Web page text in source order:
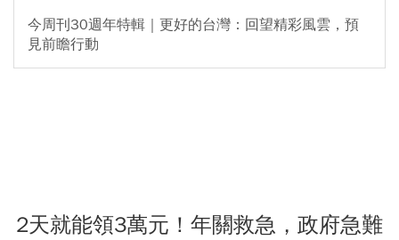
今周刊30週年特輯｜更好的台灣：回望精彩風雲，預
見前瞻行動
2天就能領3萬元！年關救急，政府急難